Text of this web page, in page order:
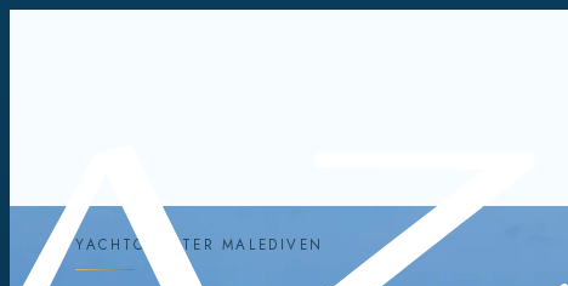
YACHTCHARTER MALEDIVEN